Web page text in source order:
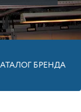
БРЕНДА